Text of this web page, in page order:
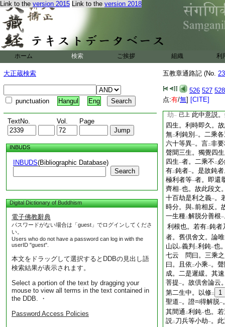
Link to the version 2015 Link to the version 2018
ホーム 検索 ご挨拶 組織 利
大正蔵検索
punctuation Hangul Eng
TextNo. Vol. Page
INBUDS
INBUDS(Bibliographic Database)
Search
Digital Dictionary of Buddhism
電子佛教辭典
パスワードがない場合は「guest」でログインしてくださ
い。
Users who do not have a password can log in with the
userID "guest".
本文をドラッグして選択するとDDBの見出し語
検索結果が表示されます。
Select a portion of the text by dragging your
mouse to view all terms in the text contained in
the DDB. ・
Password Access Policies
五教章通路記 (No.
526 527 528
点:有/無] [CITE]
生六十劫。何利何
中。具陳 二此義
三生義一 已云。此據 二
極遲六十劫修二加行
者。三無數劫。修二
時長故。其根最利
要利根一
經 二 百劫 。故婆娑
者。經
六十劫
劫一 已上 此中意説
四生。利時即久。
無二利鈍別 一。二乘
六十等異一。言二非
聲聞三生。獨覺四
四生一者。二乘不 二
有二鈍者一。是故鈍
極利者等一者。即還
齊相一也。故此段文
十百劫是利之義一。
時分。與レ前相反。
一生種二解脱分善根一
利根也。若有二鈍者
者。舊倶舍文。論
山以 レ義判 二利鈍一也
七云 問曰。三乘之
曰。且依 二小乘一。
成。二是遲緩。其
菩提一。故倶舍論云
第二生中。以修二
1
聖道一。證 得解脱一
其間通 二利鈍一也。
説二 刀兵等小劫一。